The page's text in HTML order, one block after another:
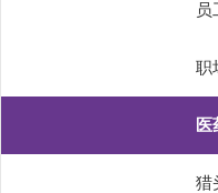
员
职
医
猎